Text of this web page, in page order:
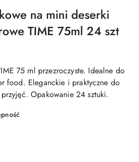
na mini deserki
TIME 75ml 24 szt
75 ml przezroczyste. Idealne do
food. Eleganckie i praktyczne do
Opakowanie 24 sztuki.